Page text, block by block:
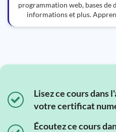
programmation web, bases de
informations et plus.
Lisez ce cours
votre certificat
Écoutez ce cours